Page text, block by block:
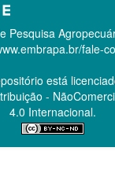
Pesquisa
fale-
está
-
4.0 Internacional.